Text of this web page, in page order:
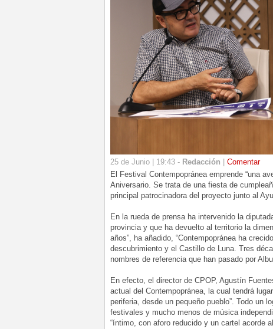
25 de Junio | 19:43 - Redacción
Comentar
El Festival Contempopránea emprende “una
Aniversario. Se trata de una fiesta de
principal patrocinadora del proyecto junto al
En la rueda de prensa ha intervenido la
provincia y que ha devuelto al territorio la
años”, ha añadido, “Contempopránea ha
descubrimiento y el Castillo de Luna. Tres
nombres de referencia que han pasado por
En efecto, el director de CPOP, Agustín
actual del Contempopránea, la cual tendrá
periferia, desde un pequeño pueblo”. Todo un
festivales y mucho menos de música
“íntimo, con aforo reducido y un cartel acorde